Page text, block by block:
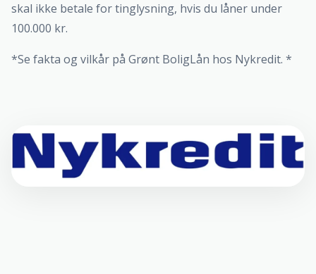
skal ikke betale for tinglysning, hvis du låner under
100.000 kr.
*Se fakta og vilkår på Grønt BoligLån hos Nykredit. *